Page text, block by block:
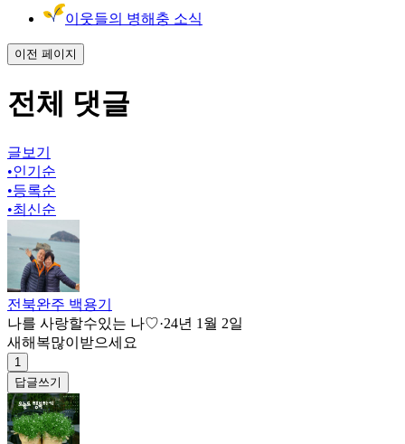
이웃들의 병해충 소식
이전 페이지
전체 댓글
글보기
•인기순
•등록순
•최신순
전북완주 백용기
나를 사랑할수있는 나♡·24년 1월 2일
새해복많이받으세요
1
답글쓰기